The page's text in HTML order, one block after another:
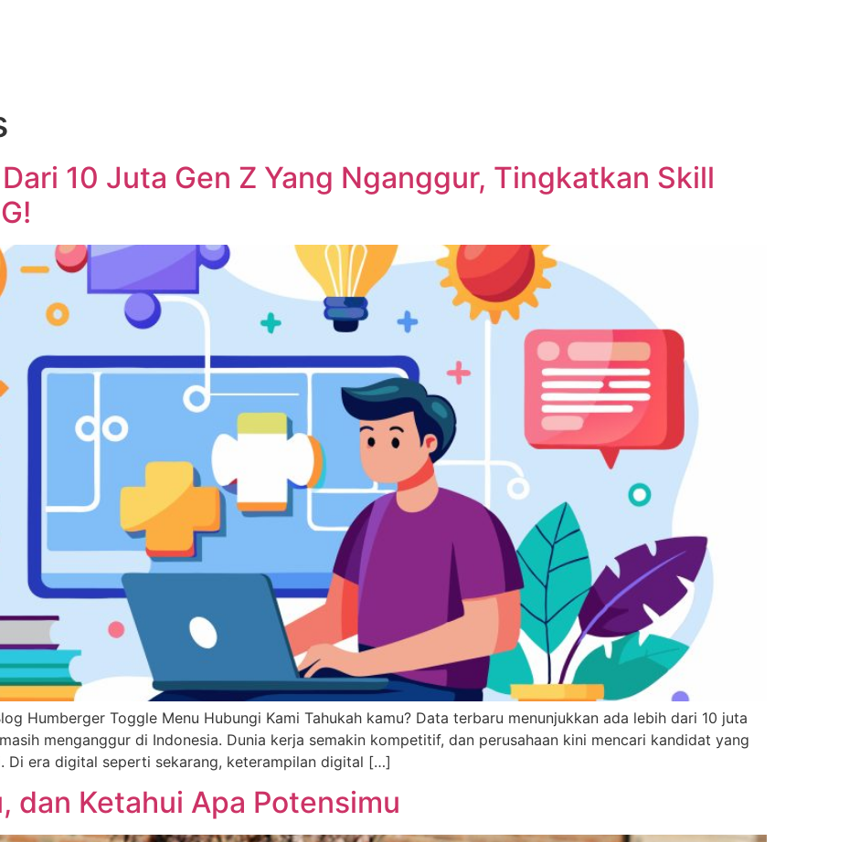
10 Juta Gen Z Yang Nganggur, Tingkatkan Skill
Humberger Toggle Menu Hubungi Kami Tahukah kamu? Data terbaru menunjukkan ada lebih dari 10 juta
menganggur di Indonesia. Dunia kerja semakin kompetitif, dan perusahaan kini mencari kandidat yang
Di era digital seperti sekarang, keterampilan digital […]
dan Ketahui Apa Potensimu